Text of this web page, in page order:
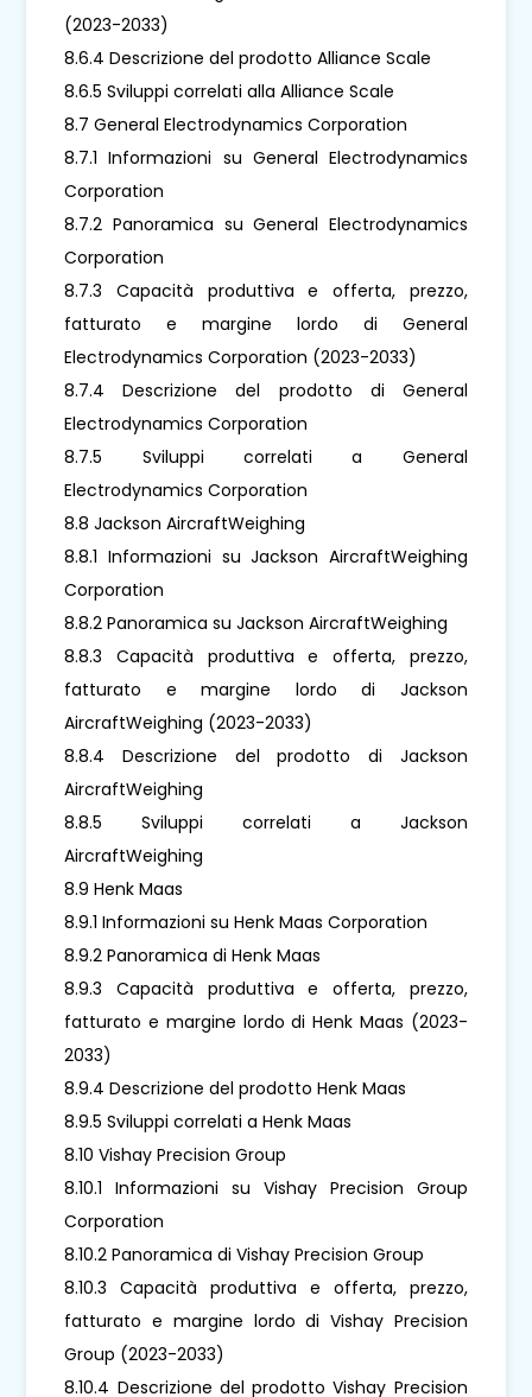
(2023-2033)
8.6.4 Descrizione del prodotto Alliance Scale
8.6.5 Sviluppi correlati alla Alliance Scale
8.7 General Electrodynamics Corporation
8.7.1 Informazioni su General Electrodynamics
Corporation
8.7.2 Panoramica su General Electrodynamics
Corporation
8.7.3 Capacità produttiva e offerta, prezzo,
fatturato e margine lordo di General
Electrodynamics Corporation (2023-2033)
8.7.4 Descrizione del prodotto di General
Electrodynamics Corporation
8.7.5 Sviluppi correlati a General
Electrodynamics Corporation
8.8 Jackson AircraftWeighing
8.8.1 Informazioni su Jackson AircraftWeighing
Corporation
8.8.2 Panoramica su Jackson AircraftWeighing
8.8.3 Capacità produttiva e offerta, prezzo,
fatturato e margine lordo di Jackson
AircraftWeighing (2023-2033)
8.8.4 Descrizione del prodotto di Jackson
AircraftWeighing
8.8.5 Sviluppi correlati a Jackson
AircraftWeighing
8.9 Henk Maas
8.9.1 Informazioni su Henk Maas Corporation
8.9.2 Panoramica di Henk Maas
8.9.3 Capacità produttiva e offerta, prezzo,
fatturato e margine lordo di Henk Maas (2023-
2033)
8.9.4 Descrizione del prodotto Henk Maas
8.9.5 Sviluppi correlati a Henk Maas
8.10 Vishay Precision Group
8.10.1 Informazioni su Vishay Precision Group
Corporation
8.10.2 Panoramica di Vishay Precision Group
8.10.3 Capacità produttiva e offerta, prezzo,
fatturato e margine lordo di Vishay Precision
Group (2023-2033)
8.10.4 Descrizione del prodotto Vishay Precision